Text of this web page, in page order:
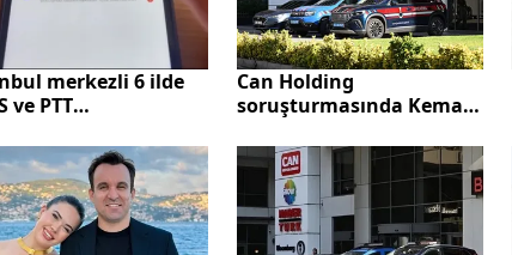
merkezli 6 ilde
ve PTT
10
Can Holding
soruşturmasında Kemal
çıktı: Tüm süreci Kenan
Tekdağ yönetti! Kara
para aklama MASAK
raporunda